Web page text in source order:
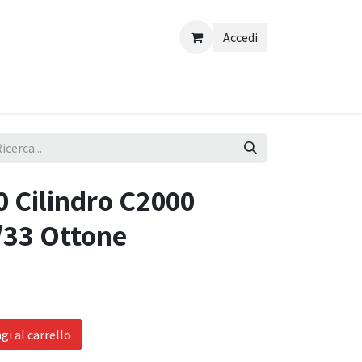
Accedi
Cilindro C2000
Ottone
al carrello